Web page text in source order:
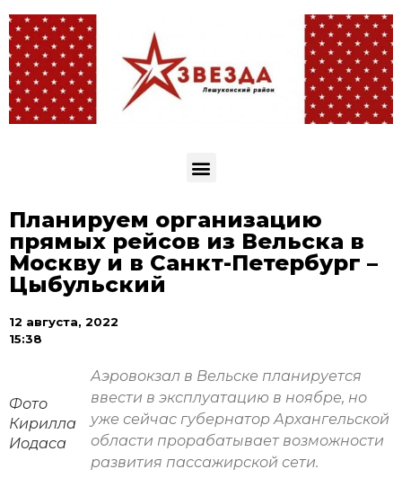
Планируем организацию
прямых рейсов из Вельска в
Москву и в Санкт-Петербург –
Цыбульский
12 августа, 2022
15:38
Фото
Кирилла
Иодаса
Аэровокзал в Вельске планируется
ввести в эксплуатацию в ноябре, но
уже сейчас губернатор Архангельской
области прорабатывает возможности
развития пассажирской сети.